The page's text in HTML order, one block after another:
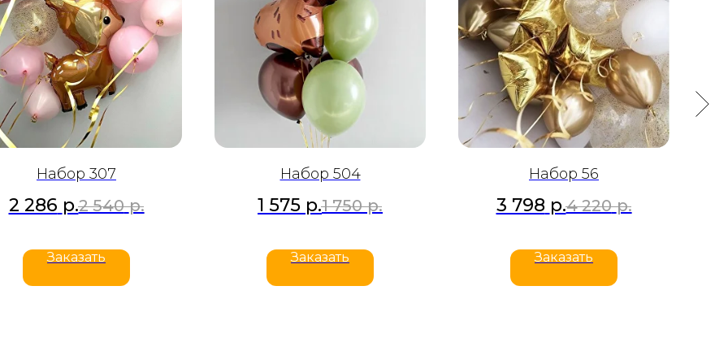
Набор 307
2 286 р.2 540 р.
Заказать
Набор 504
1 575 р.1 750 р.
Заказать
Набор 56
3 798 р.4 220 р.
Заказать